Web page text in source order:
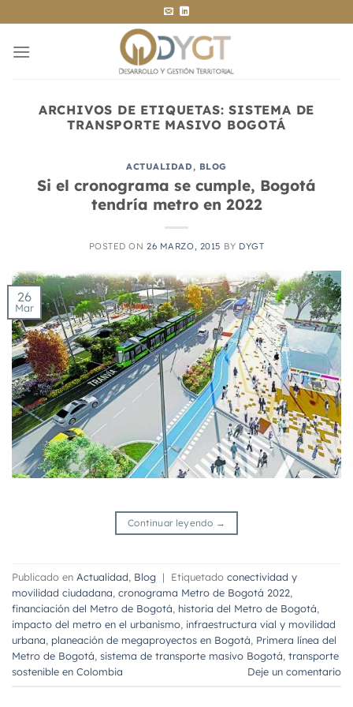
al
contenido
ARCHIVOS DE ETIQUETAS:SISTEMA DE
TRANSPORTE MASIVO BOGOTÁ
ACTUALIDAD, BLOG
Si el cronograma se cumple, Bogotá
tendría metro en 2022
POSTED ON26 MARZO, 2015 BY DYGT
26
Mar
Continuar leyendo →
Publicado en Actualidad Blog | Etiquetado conectividad y
movilidad ciudadana cronograma Metro de Bogotá 2022
financiación del Metro de Bogotá historia del Metro de Bogotá
impacto del metro en el urbanismo infraestructura vial y movilidad
urbana planeación de megaproyectos en Bogotá Primera línea del
Metro de Bogotá sistema de transporte masivo Bogotá transporte
sostenible en Colombia
Deje un comentario